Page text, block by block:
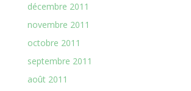
décembre 2011
novembre 2011
octobre 2011
septembre 2011
août 2011